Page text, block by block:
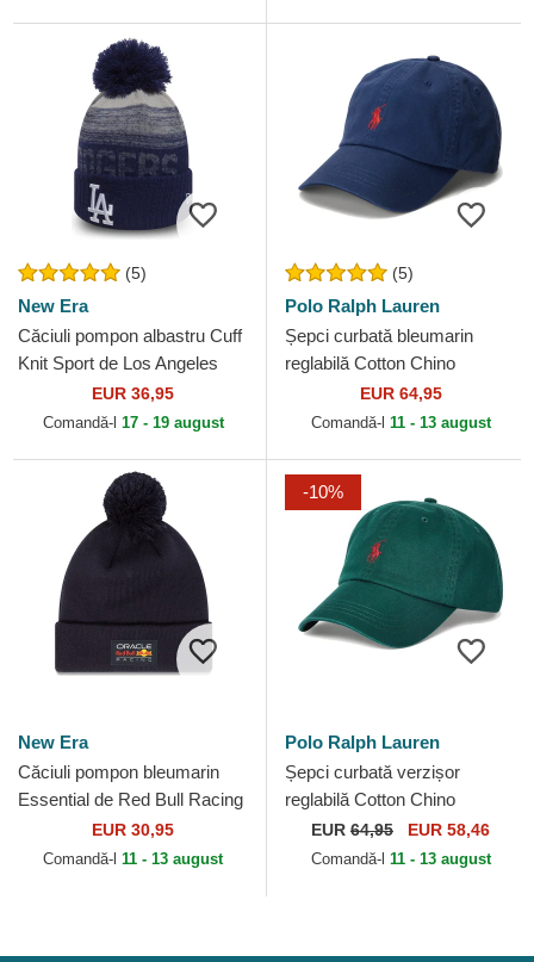
(5)
New Era
Căciuli pompon albastru Cuff
Knit Sport de Los Angeles
Dodgers MLB de New Era
EUR 36,95
Comandă-l 17 - 19 august
(5)
Polo Ralph Lauren
Șepci curbată bleumarin
reglabilă Cotton Chino
Classic Sport de Polo Ralph
Lauren
EUR 64,95
Comandă-l 11 - 13 august
New Era
Căciuli pompon bleumarin
Essential de Red Bull Racing
Formula 1 de New Era
EUR 30,95
Comandă-l 11 - 13 august
-10%
Polo Ralph Lauren
Șepci curbată verzișor
reglabilă Cotton Chino
Classic Sport de Polo Ralph
Lauren
EUR 64,95 EUR 58,46
Comandă-l 11 - 13 august